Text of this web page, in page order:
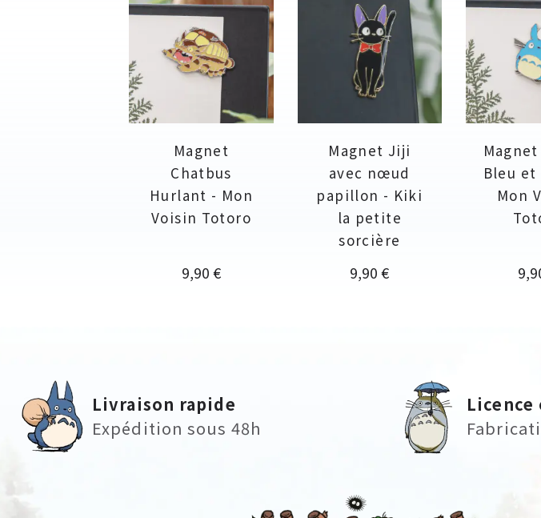
Magnet
Chatbus
Hurlant - Mon
Voisin Totoro
Prix
9,90 €
Magnet Jiji
avec nœud
papillon - Kiki
la petite
sorcière
Prix
9,90 €
Bleu et
Mon
Prix
Livraison rapide
Expédition sous 48h